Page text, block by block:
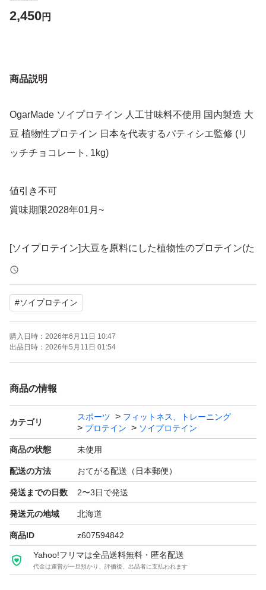
2,450円
商品説明
OgarMade ソイプロテイン 人工甘味料不使用 国内製造 大
豆 植物性プロテイン 日本を代表するパティシエ監修 (リ
ッチチョコレート, 1kg)
値引き不可
賞味期限2028年01月~
[ソイプロテイン]大豆を原料にした植物性のプロテイン(た
んぱく質)です。乾燥大豆の約30％がタンパク質であり、9
種類の必須アミノ酸が含まれているのが特徴です。
[原料へのこだわり]植物由来であるステビアを使用してお
ります。
[ダイエット]ソイプロテインは食物繊維が豊富で腹持ちが
よく満足感を得やすい為、ダイエットしたい方にもオスス
メです。
中間マージンを挟まず自社で原料調達、製造、販売し圧倒
的なコスパを実現しています。
[お召し上がり方]付属スプーン山盛り1杯(1食20g)に水や牛
乳、お好きな飲料に混ぜてお召し上がりください。
#ソイプロテイン
購入日時： 2026年6月11日 10:47
出品日時： 2026年5月11日 01:54
商品の情報
カテゴリ
スポーツ
フィットネス、トレーニング
プロテイン
ソイプロテイン
商品の状態 未使用
配送の方法 おてがる配送（日本郵便）
発送までの日数 2〜3日で発送
発送元の地域 北海道
商品ID z607594842
Yahoo!フリマは全品送料無料・匿名配送
代金は運営が一旦預かり、評価後、出品者に支払われます